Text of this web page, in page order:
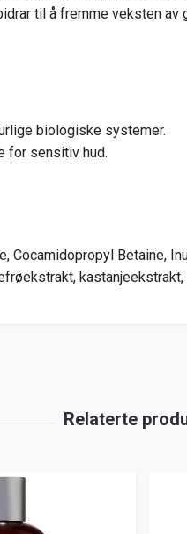
til å fremme veksten
biologiske systemer.
for sensitiv hud.
Cocamidopropyl Betaine,